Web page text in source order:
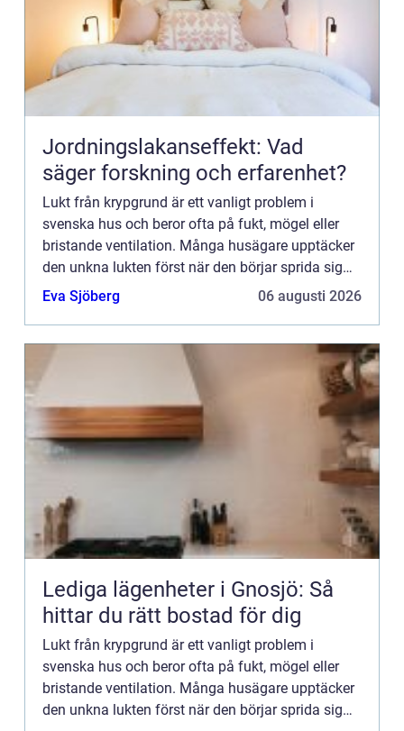
Jordningslakanseffekt: Vad
säger forskning och erfarenhet?
Lukt från krypgrund är ett vanligt problem i
svenska hus och beror ofta på fukt, mögel eller
bristande ventilation. Många husägare upptäcker
den unkna lukten först när den börjar sprida sig
upp i b...
Eva Sjöberg 06 augusti 2026
Lediga lägenheter i Gnosjö: Så
hittar du rätt bostad för dig
Lukt från krypgrund är ett vanligt problem i
svenska hus och beror ofta på fukt, mögel eller
bristande ventilation. Många husägare upptäcker
den unkna lukten först när den börjar sprida sig